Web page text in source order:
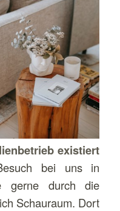
existiert
bei uns in
gerne durch die
Schauraum. Dort